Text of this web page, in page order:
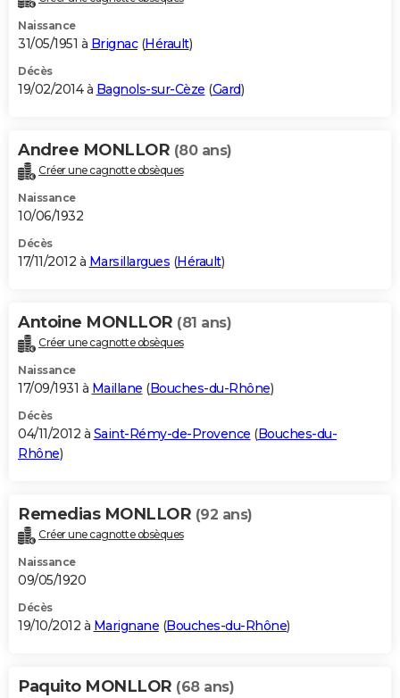
Naissance
31/05/1951 à Brignac(Hérault)
Décès
19/02/2014 à Bagnols-sur-Cèze (Gard)
Andree MONLLOR (80 ans)
Créer une cagnotte obsèques
Naissance
10/06/1932
Décès
17/11/2012 à Marsillargues (Hérault)
Antoine MONLLOR (81 ans)
Créer une cagnotte obsèques
Naissance
17/09/1931 à Maillane (Bouches-du-Rhône)
Décès
04/11/2012 à Saint-Rémy-de-Provence (Bouches-du-
Rhône)
Remedias MONLLOR (92 ans)
Créer une cagnotte obsèques
Naissance
09/05/1920
Décès
19/10/2012 à Marignane (Bouches-du-Rhône)
Paquito MONLLOR (68 ans)